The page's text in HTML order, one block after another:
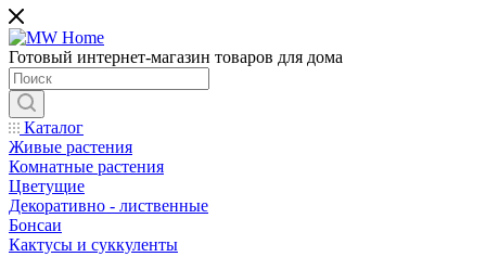
Готовый интернет-магазин товаров для дома
Каталог
Живые растения
Комнатные растения
Цветущие
Декоративно - лиственные
Бонсаи
Кактусы и суккуленты